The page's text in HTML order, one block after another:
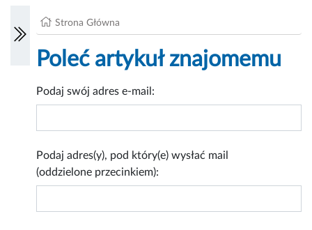
Strona Główna
Poleć artykuł znajomemu
Podaj swój adres e-mail:
Podaj adres(y), pod który(e) wysłać mail
(oddzielone przecinkiem):